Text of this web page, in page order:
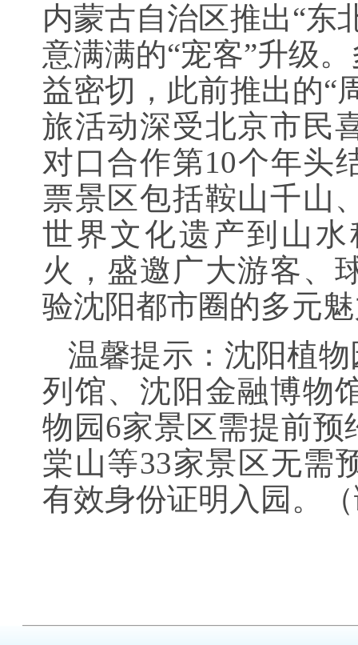
内蒙古自治区推出“东
意满满的“宠客”升级
益密切，此前推出的“
旅活动深受北京市民
对口合作第10个年头
票景区包括鞍山千山
世界文化遗产到山
火，盛邀广大游客、
验沈阳都市圈的多元
温馨提示：沈阳植
列馆、沈阳金融博物
物园6家景区需提前
棠山等33家景区无需
有效身份证明入园。